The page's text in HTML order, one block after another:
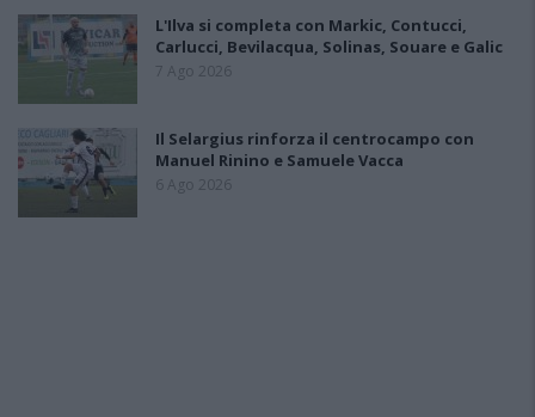
L'Ilva si completa con Markic, Contucci,
Carlucci, Bevilacqua, Solinas, Souare e Galic
7 Ago 2026
Il Selargius rinforza il centrocampo con
Manuel Rinino e Samuele Vacca
6 Ago 2026